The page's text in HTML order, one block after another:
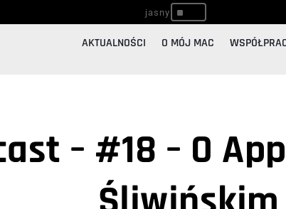
^
AKTUALNOŚCI O MÓJ MAC
– #18 – O